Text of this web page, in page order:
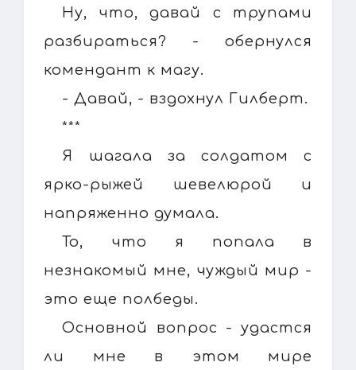
Ну, что, давай с трупами
разбираться? - обернулся
комендант к магу.
- Давай, - вздохнул Гилберт.
***
Я шагала за солдатом с
ярко-рыжей шевелюрой и
напряженно думала.
То, что я попала в
незнакомый мне, чуждый мир -
это еще полбеды.
Основной вопрос - удастся
ли мне в этом мире